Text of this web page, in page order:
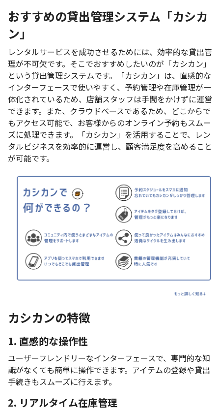
おすすめの貸出管理システム「カシカ
ン」
レンタルサービスを成功させるためには、効率的な貸出管
理が不可欠です。そこでおすすめしたいのが「カシカン」
という貸出管理システムです。「カシカン」は、直感的な
インターフェースで使いやすく、予約管理や在庫管理が一
体化されているため、店舗スタッフは手間をかけずに運営
できます。また、クラウドベースであるため、どこからで
もアクセス可能で、お客様からのオンライン予約もスムー
ズに処理できます。「カシカン」を活用することで、レン
タルビジネスを効率的に運営し、顧客満足度を高めること
が可能です。
カシカンの特徴
1. 直感的な操作性
ユーザーフレンドリーなインターフェースで、専門的な知
識がなくても簡単に操作できます。アイテムの登録や貸出
手続きもスムーズに行えます。
2. リアルタイム在庫管理